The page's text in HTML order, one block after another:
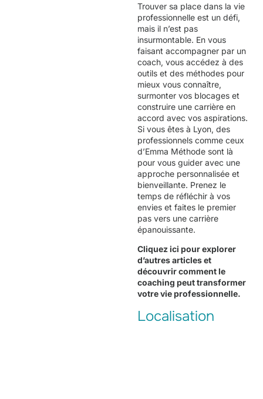
Trouver sa place dans la vie
professionnelle est un défi,
mais il n’est pas
insurmontable. En vous
faisant accompagner par un
coach, vous accédez à des
outils et des méthodes pour
mieux vous connaître,
surmonter vos blocages et
construire une carrière en
accord avec vos aspirations.
Si vous êtes à Lyon, des
professionnels comme ceux
d’Emma Méthode sont là
pour vous guider avec une
approche personnalisée et
bienveillante. Prenez le
temps de réfléchir à vos
envies et faites le premier
pas vers une carrière
épanouissante.
Cliquez ici pour explorer
d’autres articles et
découvrir comment le
coaching peut transformer
votre vie professionnelle.
Localisation